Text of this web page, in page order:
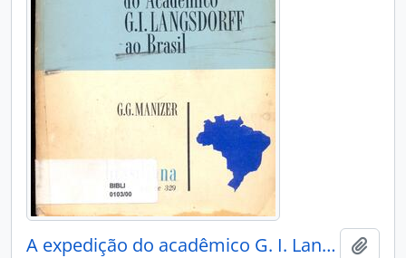
A expedição do acadêmico G. I. Langsdorff ao Brasil (1821-1828)